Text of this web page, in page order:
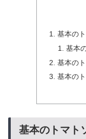
基本の
基本
基本の
基本の
基本のトマト